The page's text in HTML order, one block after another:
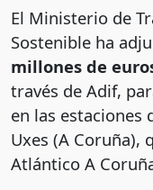
El Ministerio de
Sostenible ha
millones de
través de Adif,
en las estaciones
Uxes (A Coruña),
Atlántico A